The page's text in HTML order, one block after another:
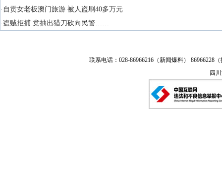
·自贡女老板澳门旅游 被人盗刷40多万元
·盗贼拒捕 竟抽出猎刀砍向民警……
联系电话：028-86966216（新闻爆料） 86966228
四